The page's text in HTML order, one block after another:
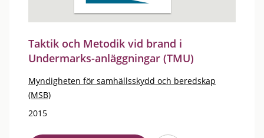
Taktik och Metodik vid brand i
Undermarks-anläggningar (TMU)
Myndigheten för samhällsskydd och beredskap
(MSB)
2015